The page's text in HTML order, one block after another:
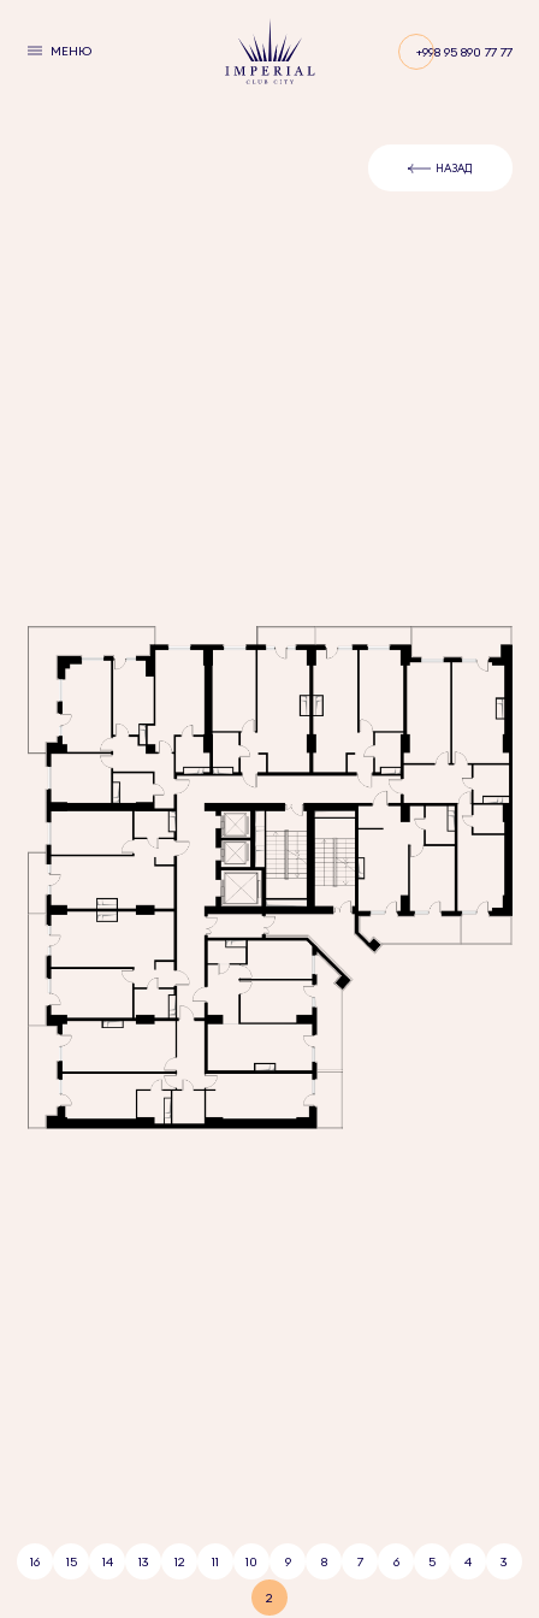
МЕНЮ +998 95 890 77 77
НАЗАД
16 15 14 13 12 11 10 9 8 7 6 5 4 3
2